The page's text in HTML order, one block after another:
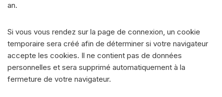
an.
Si vous vous rendez sur la page de connexion, un cookie
temporaire sera créé afin de déterminer si votre navigateur
accepte les cookies. Il ne contient pas de données
personnelles et sera supprimé automatiquement à la
fermeture de votre navigateur.